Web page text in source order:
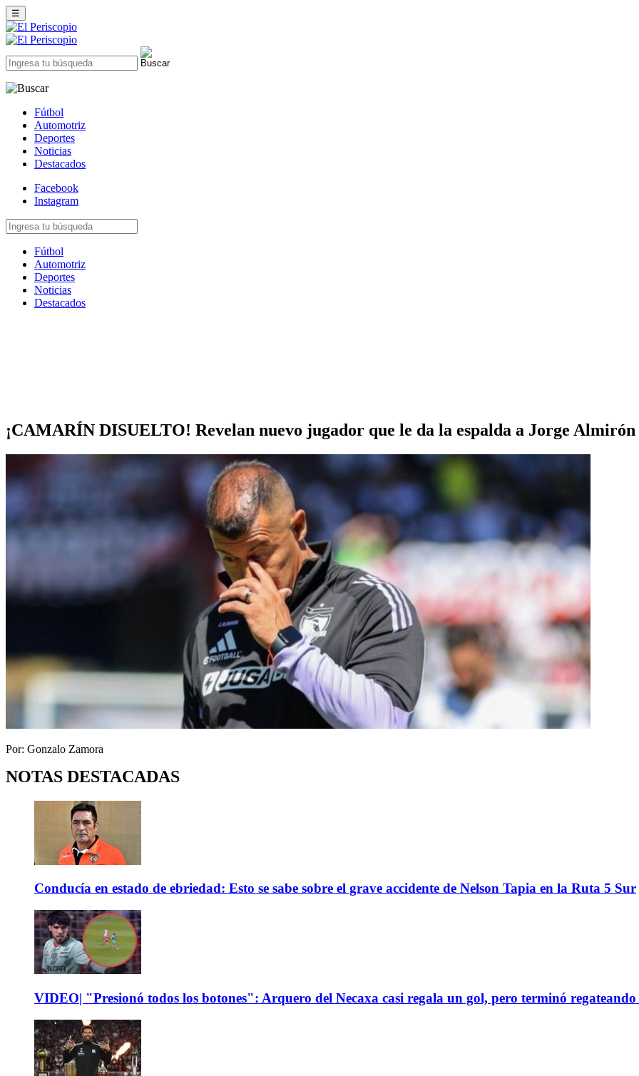
☰
Fútbol
Automotriz
Deportes
Noticias
Destacados
Facebook
Instagram
Fútbol
Automotriz
Deportes
Noticias
Destacados
¡CAMARÍN DISUELTO! Revelan nuevo jugador que le da la espalda a Jorge Almirón
Por: Gonzalo Zamora
NOTAS DESTACADAS
Conducía en estado de ebriedad: Esto se sabe sobre el grave accidente de Nelson Tapia en la Ruta 5 Sur
VIDEO| "Presionó todos los botones": Arquero del Necaxa casi regala un gol, pero terminó